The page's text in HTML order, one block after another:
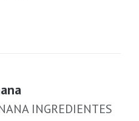
INGREDIENTES